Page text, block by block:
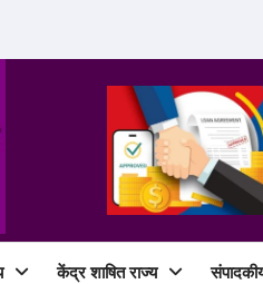
केंद्र शाषित राज्य